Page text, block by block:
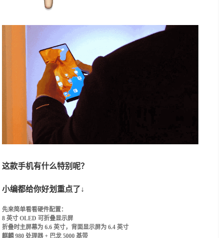
这款手机有什么特别呢？
小编都给你好划重点了↓
先来简单看看硬件配置：
8 英寸 OLED 可折叠显示屏
折叠时主屏幕为 6.6 英寸，背面显示屏为 6.4 英寸
麒麟 980 处理器 + 巴龙 5000 基带